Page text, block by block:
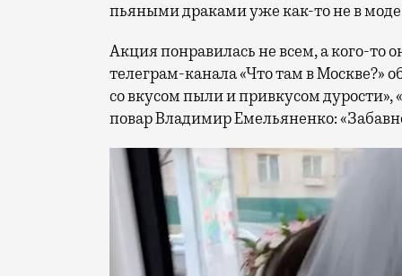
пьяными драками уже как-то не в
Акция понравилась не всем, а кого-то
телеграм-канала «Что там в Москве?»
со вкусом пыли и привкусом
повар Владимир Емельяненко:
Видеоплеер